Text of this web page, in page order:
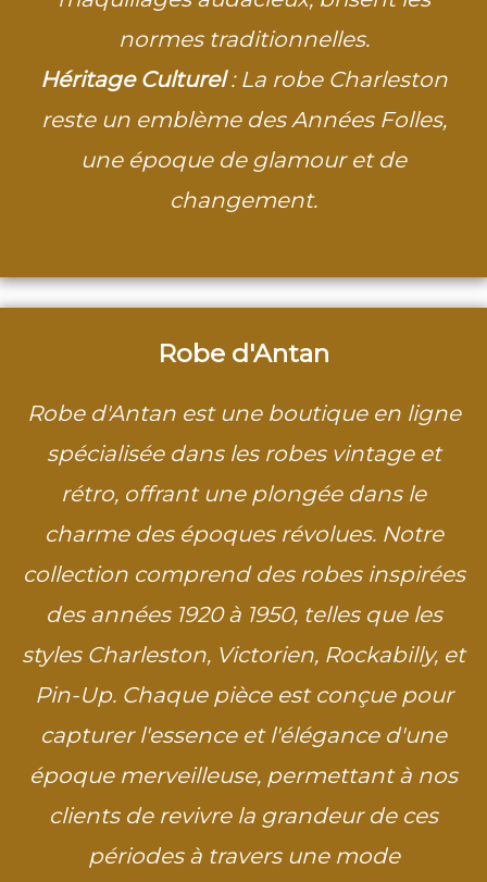
normes traditionnelles.
Héritage Culturel: La robe Charleston
reste un emblème des Années Folles,
une époque de glamour et de
changement.
Robe d'Antan
Robe d'Antan est une boutique en ligne
spécialisée dans les robes vintage et
rétro, offrant une plongée dans le
charme des époques révolues. Notre
collection comprend des robes inspirées
des années 1920 à 1950, telles que les
styles Charleston, Victorien, Rockabilly, et
Pin-Up. Chaque pièce est conçue pour
capturer l'essence et l'élégance d'une
époque merveilleuse, permettant à nos
clients de revivre la grandeur de ces
périodes à travers une mode